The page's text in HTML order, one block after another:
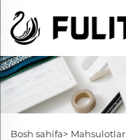
Bosh sahifa> Mahsulotlar